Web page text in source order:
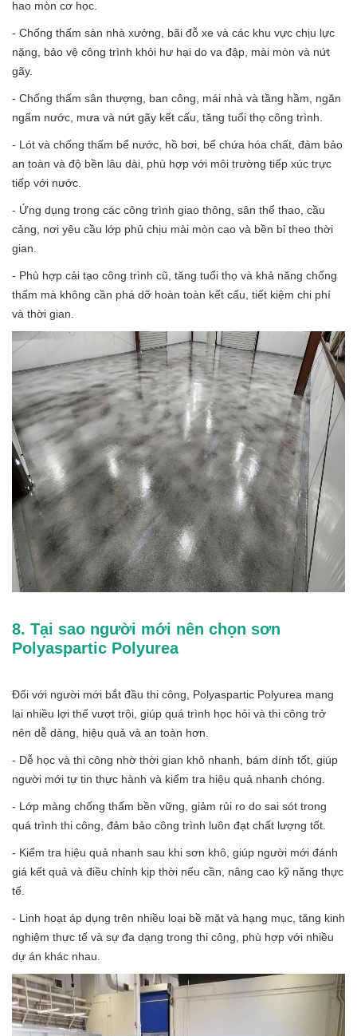
hao mòn cơ học.
- Chống thấm sàn nhà xưởng, bãi đỗ xe và các khu vực chịu lực
nặng, bảo vệ công trình khỏi hư hại do va đập, mài mòn và nứt
gãy.
- Chống thấm sân thượng, ban công, mái nhà và tầng hầm, ngăn
ngấm nước, mưa và nứt gãy kết cấu, tăng tuổi thọ công trình.
- Lót và chống thấm bể nước, hồ bơi, bể chứa hóa chất, đảm bảo
an toàn và độ bền lâu dài, phù hợp với môi trường tiếp xúc trực
tiếp với nước.
- Ứng dụng trong các công trình giao thông, sân thể thao, cầu
cảng, nơi yêu cầu lớp phủ chịu mài mòn cao và bền bỉ theo thời
gian.
- Phù hợp cải tạo công trình cũ, tăng tuổi thọ và khả năng chống
thấm mà không cần phá dỡ hoàn toàn kết cấu, tiết kiệm chi phí
và thời gian.
8. Tại sao người mới nên chọn sơn
Polyaspartic Polyurea
Đối với người mới bắt đầu thi công, Polyaspartic Polyurea mang
lại nhiều lợi thế vượt trội, giúp quá trình học hỏi và thi công trở
nên dễ dàng, hiệu quả và an toàn hơn.
- Dễ học và thi công nhờ thời gian khô nhanh, bám dính tốt, giúp
người mới tự tin thực hành và kiểm tra hiệu quả nhanh chóng.
- Lớp màng chống thấm bền vững, giảm rủi ro do sai sót trong
quá trình thi công, đảm bảo công trình luôn đạt chất lượng tốt.
- Kiểm tra hiệu quả nhanh sau khi sơn khô, giúp người mới đánh
giá kết quả và điều chỉnh kịp thời nếu cần, nâng cao kỹ năng thực
tế.
- Linh hoạt áp dụng trên nhiều loại bề mặt và hạng mục, tăng kinh
nghiệm thực tế và sự đa dạng trong thi công, phù hợp với nhiều
dự án khác nhau.